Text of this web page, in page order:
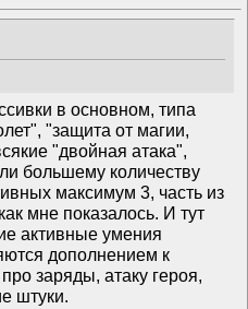
в основном, типа
"защита от магии,
"двойная атака",
большему количеству
максимум 3, часть из
мне показалось. И тут
активные умения
дополнением к
заряды, атаку героя,
штуки.